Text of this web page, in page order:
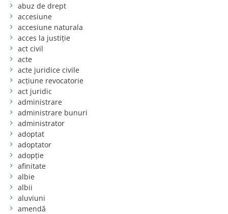
abuz de drept
accesiune
accesiune naturala
acces la justiție
act civil
acte
acte juridice civile
acțiune revocatorie
act juridic
administrare
administrare bunuri
administrator
adoptat
adoptator
adopție
afinitate
albie
albii
aluviuni
amendă